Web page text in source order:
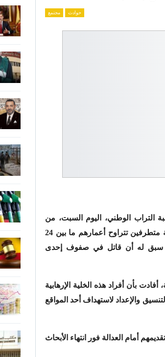
حوادث مجتمع
التراب الوطني، اليوم السبت، من
تفكيك خلية إرهابية موالية ل “داعش” بمدينة طنجة، تتكون من خمسة متطرفين تتراوح أعمارهم ما بين 24
سبق له أن قاتل في صفوف إحدى
بأن أفراد هذه الخلية الإرهابية
والإعداد لاستهداف أحد المواقع
أمام العدالة فور انتهاء الأبحاث